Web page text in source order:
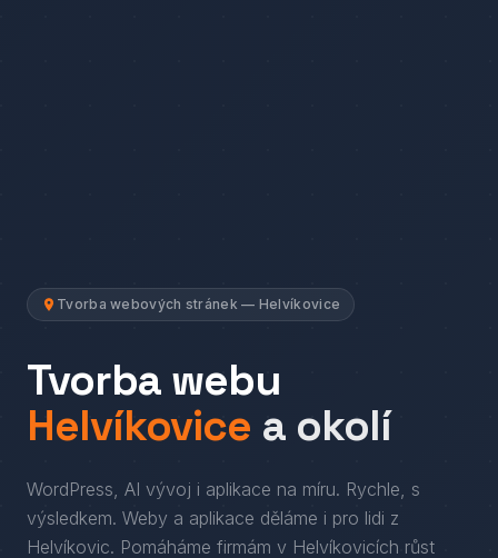
Tvorba webových stránek — Helvíkovice
Tvorba webu
Helvíkovice a okolí
WordPress, AI vývoj i aplikace na míru. Rychle, s
výsledkem. Weby a aplikace děláme i pro lidi z
Helvíkovic. Pomáháme firmám v Helvíkovicích růst